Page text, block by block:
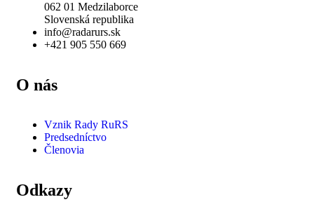
062 01 Medzilaborce
Slovenská republika
info@radarurs.sk
+421 905 550 669
O nás
Vznik Rady RuRS
Predsedníctvo
Členovia
Odkazy